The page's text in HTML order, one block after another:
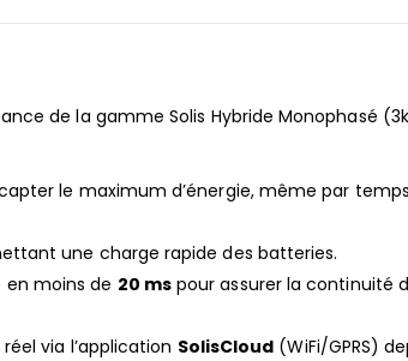
de la gamme Solis Hybride Monophasé
le maximum d’énergie, même par
une charge rapide des batteries.
en moins de 20 ms pour assurer la continuité
via l’application SolisCloud (WiFi/GPRS)